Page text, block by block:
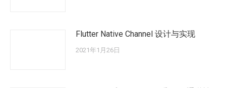
Flutter Native Channel 设计与实现
2021年1月26日